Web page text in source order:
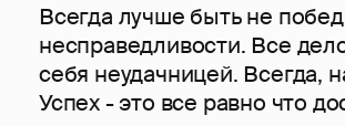
Всегда лучше быть не
несправедливости. Все
себя неудачницей. Всегда,
Успех - это все равно что